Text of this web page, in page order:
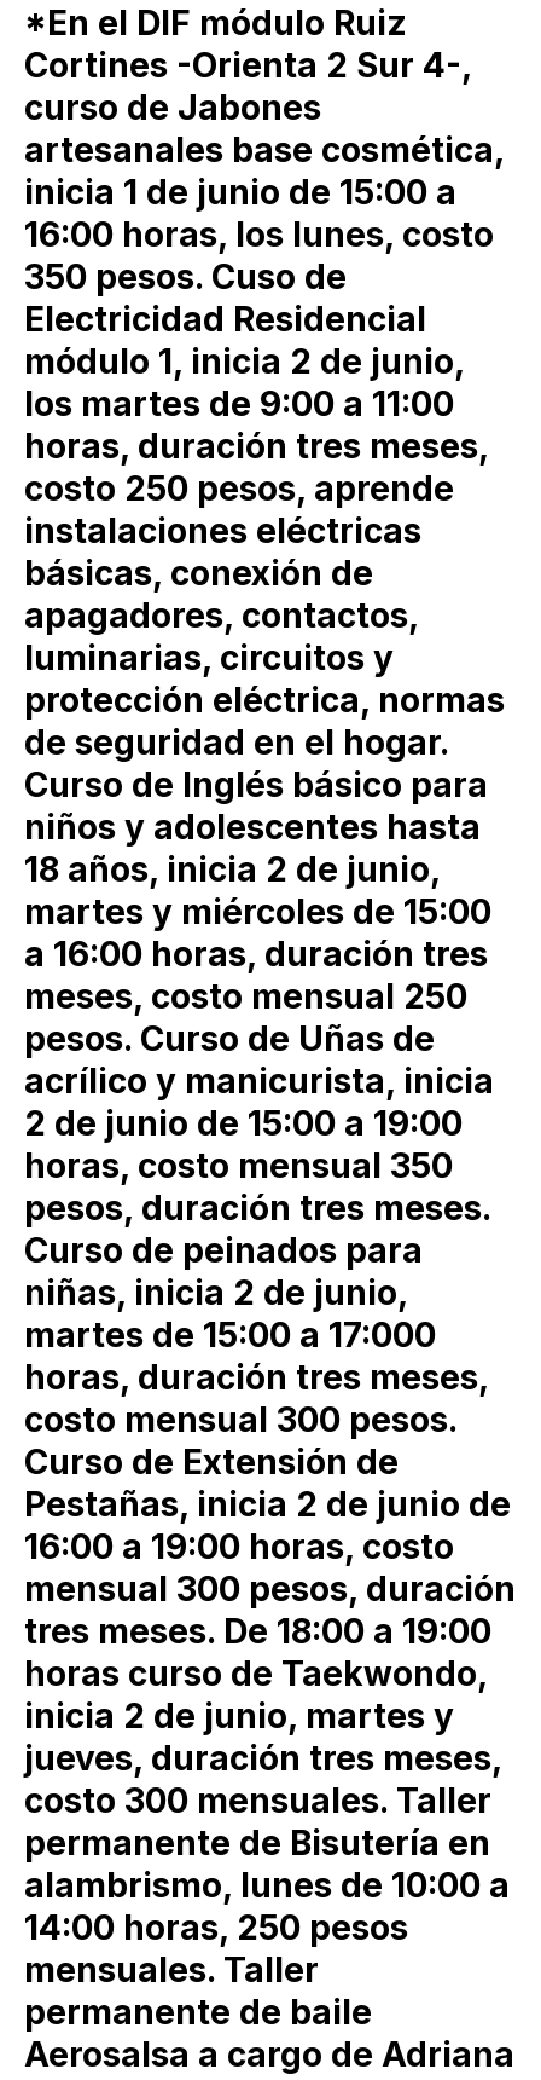
*En el DIF módulo Ruiz
Cortines -Orienta 2 Sur 4-,
curso de Jabones
artesanales base cosmética,
inicia 1 de junio de 15:00 a
16:00 horas, los lunes, costo
350 pesos. Cuso de
Electricidad Residencial
módulo 1, inicia 2 de junio,
los martes de 9:00 a 11:00
horas, duración tres meses,
costo 250 pesos, aprende
instalaciones eléctricas
básicas, conexión de
apagadores, contactos,
luminarias, circuitos y
protección eléctrica, normas
de seguridad en el hogar.
Curso de Inglés básico para
niños y adolescentes hasta
18 años, inicia 2 de junio,
martes y miércoles de 15:00
a 16:00 horas, duración tres
meses, costo mensual 250
pesos. Curso de Uñas de
acrílico y manicurista, inicia
2 de junio de 15:00 a 19:00
horas, costo mensual 350
pesos, duración tres meses.
Curso de peinados para
niñas, inicia 2 de junio,
martes de 15:00 a 17:000
horas, duración tres meses,
costo mensual 300 pesos.
Curso de Extensión de
Pestañas, inicia 2 de junio de
16:00 a 19:00 horas, costo
mensual 300 pesos, duración
tres meses. De 18:00 a 19:00
horas curso de Taekwondo,
inicia 2 de junio, martes y
jueves, duración tres meses,
costo 300 mensuales. Taller
permanente de Bisutería en
alambrismo, lunes de 10:00 a
14:00 horas, 250 pesos
mensuales. Taller
permanente de baile
Aerosalsa a cargo de Adriana